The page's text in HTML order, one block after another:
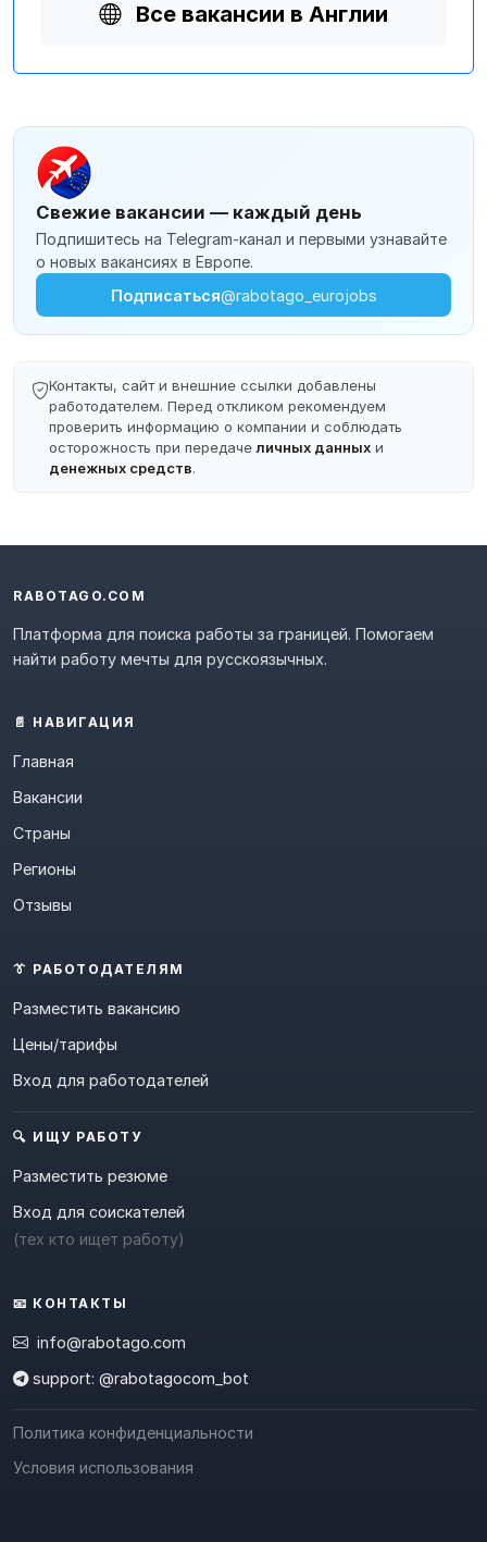
Все вакансии в Англии
Свежие вакансии — каждый день
Подпишитесь на Telegram-канал и первыми узнавайте
о новых вакансиях в Европе.
Подписаться@rabotago_eurojobs
Контакты, сайт и внешние ссылки добавлены
работодателем. Перед откликом рекомендуем
проверить информацию о компании и соблюдать
осторожность при передачеличных данных и
денежных средств.
RABOTAGO.COM
Платформа для поиска работы за границей. Помогаем
найти работу мечты для русскоязычных.
📄 НАВИГАЦИЯ
Главная
Вакансии
Страны
Регионы
Отзывы
👔 РАБОТОДАТЕЛЯМ
Разместить вакансию
Цены/тарифы
Вход для работодателей
🔍 ИЩУ РАБОТУ
Разместить резюме
Вход для соискателей
(тех кто ищет работу)
📧 КОНТАКТЫ
info@rabotago.com
support: @rabotagocom_bot
Политика конфиденциальности
Условия использования